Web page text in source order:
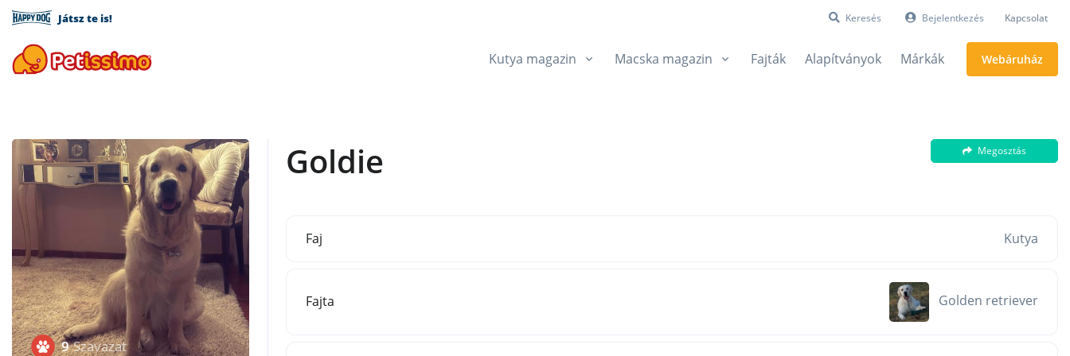
Játsz te is! Keresés Bejelentkezés Kapcsolat
Kutya magazin Macska magazin Fajták Alapítványok Márkák Webáruház
9 Szavazat
Goldie Megosztás
Faj Kutya
Fajta Golden retriever